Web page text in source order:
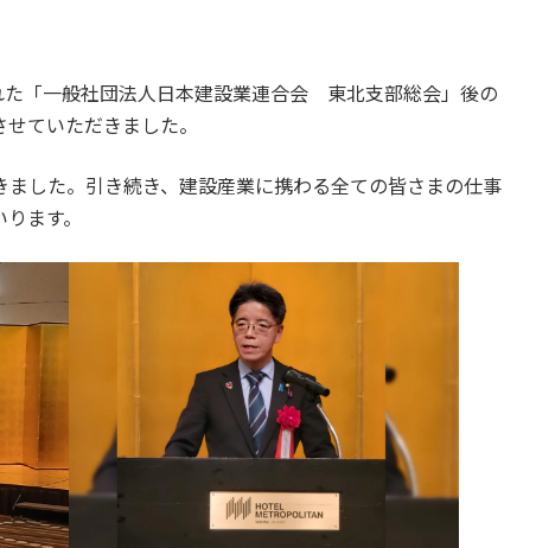
「一般社団法人日本建設業連合会 東北支部総会」後の
ていただきました。
した。引き続き、建設産業に携わる全ての皆さまの仕事
ます。